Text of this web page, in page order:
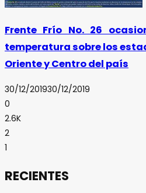
Frente Frío No. 26
temperatura sobre los
Oriente y Centro del país
30/12/201930/12/2019
0
2.6K
2
1
RECIENTES